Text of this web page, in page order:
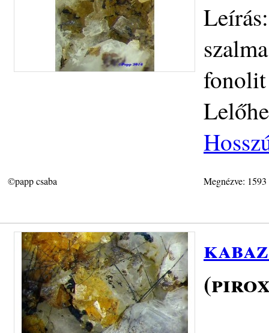
fonolit
©papp csaba Megnézve: